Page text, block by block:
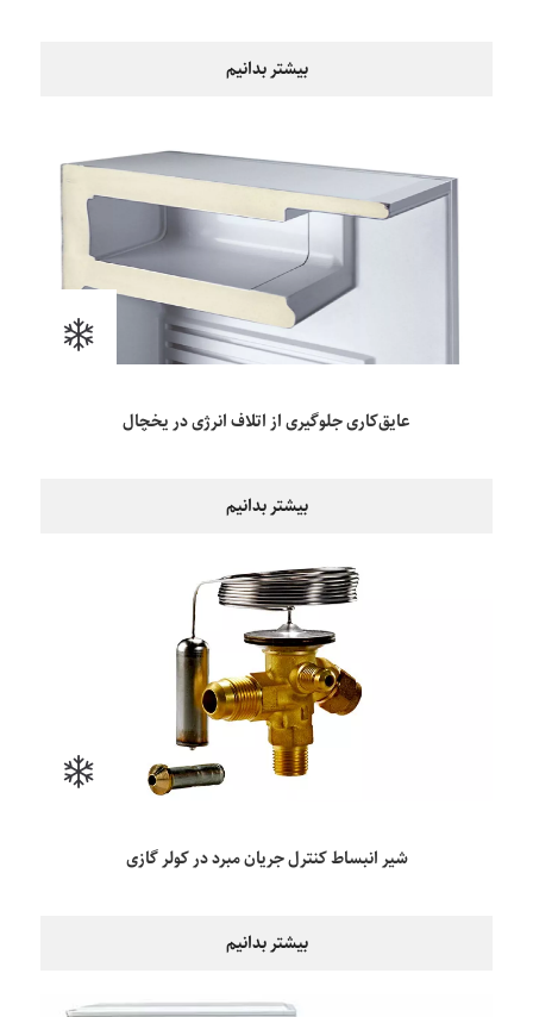
بیشتر بدانیم
عایق‌کاری جلوگیری از اتلاف انرژی در یخچال
بیشتر بدانیم
شیر انبساط کنترل جریان مبرد در کولر گازی
بیشتر بدانیم